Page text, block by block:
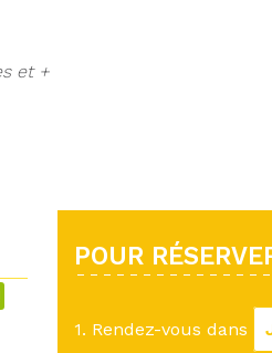
et +
POUR
1. Rendez-vous dans